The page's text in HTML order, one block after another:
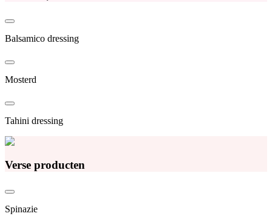
Balsamico dressing
Mosterd
Tahini dressing
Verse producten
Spinazie